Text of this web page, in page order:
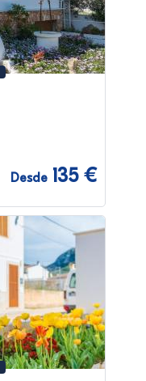
Desde 135 €